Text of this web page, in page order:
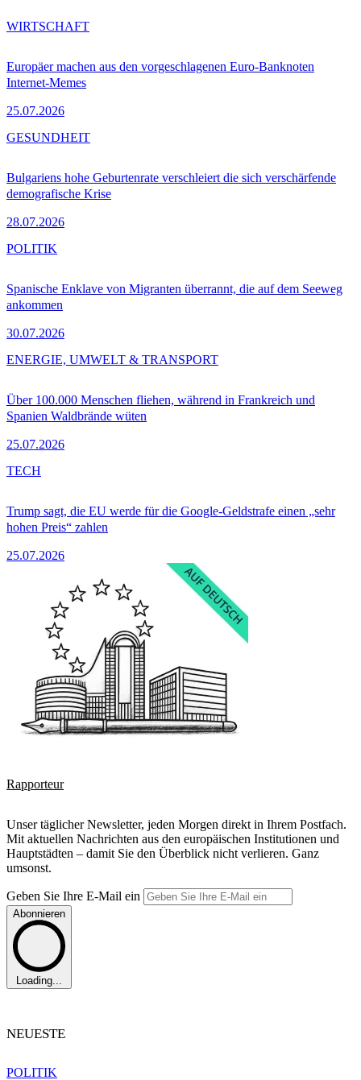
Europäer machen aus den vorgeschlagenen Euro-Banknoten
Internet-Memes
25.07.2026
WIRTSCHAFT
Bulgariens hohe Geburtenrate verschleiert die sich verschärfende
demografische Krise
28.07.2026
GESUNDHEIT
Spanische Enklave von Migranten überrannt, die auf dem Seeweg
ankommen
30.07.2026
POLITIK
Über 100.000 Menschen fliehen, während in Frankreich und
Spanien Waldbrände wüten
25.07.2026
ENERGIE, UMWELT & TRANSPORT
Trump sagt, die EU werde für die Google-Geldstrafe einen „sehr
hohen Preis“ zahlen
25.07.2026
TECH
Rapporteur
Unser täglicher Newsletter, jeden Morgen direkt in Ihrem Postfach.
Mit aktuellen Nachrichten aus den europäischen Institutionen und
Hauptstädten – damit Sie den Überblick nicht verlieren. Ganz
umsonst.
Geben Sie Ihre E-Mail ein
Abonnieren
Loading...
NEUESTE
POLITIK